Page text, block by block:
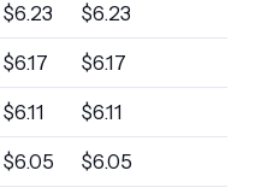
$6.23 $6.23
$6.17 $6.17
$6.11 $6.11
$6.05 $6.05